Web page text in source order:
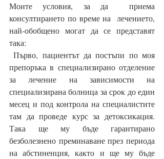
Моите условия, за да  приема
консултирането по време на  лечението,
най-обобщено могат да се представят
така:
Първо, пациентът да постъпи по моя
препоръка в специализирано отделение
за лечение на зависимости на
специализирана болница за срок до един
месец и под контрола на специалистите
там да проведе курс за детоксикация.
Така ще му бъде гарантирано
безболезнено преминаване през периода
на абстиненция, както и ще му бъде